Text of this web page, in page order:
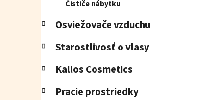
Čističe nábytku
Osviežovače vzduchu
Starostlivosť o vlasy
Kallos Cosmetics
Pracie prostriedky